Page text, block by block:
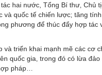
hai nước, Tổng Bí thư, Chủ
và quốc tế chiến lược; tăng
phương để thúc đẩy hợp tác
và triển khai mạnh mẽ các cơ
quốc gia, trong đó có lừa đảo
pháp…